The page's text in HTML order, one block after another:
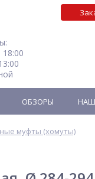
ОБЗОРЫ
муфты (хомуты)